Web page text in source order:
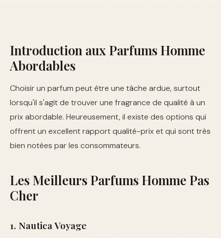
Introduction aux Parfums Homme
Abordables
Choisir un parfum peut être une tâche ardue, surtout
lorsqu'il s'agit de trouver une fragrance de qualité à un
prix abordable. Heureusement, il existe des options qui
offrent un excellent rapport qualité-prix et qui sont très
bien notées par les consommateurs.
Les Meilleurs Parfums Homme Pas
Cher
1. Nautica Voyage